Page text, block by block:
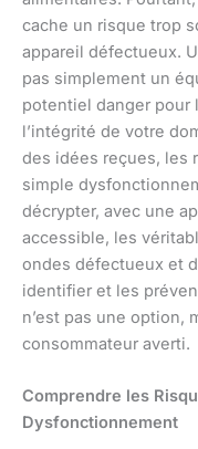
cache un risque trop
appareil défectueux.
pas simplement un
potentiel danger pour
l’intégrité de votre
des idées reçues, les
simple
décrypter, avec une
accessible, les
ondes défectueux et
identifier et les
n’est pas une option,
consommateur averti.
Comprendre les
Dysfonctionnement